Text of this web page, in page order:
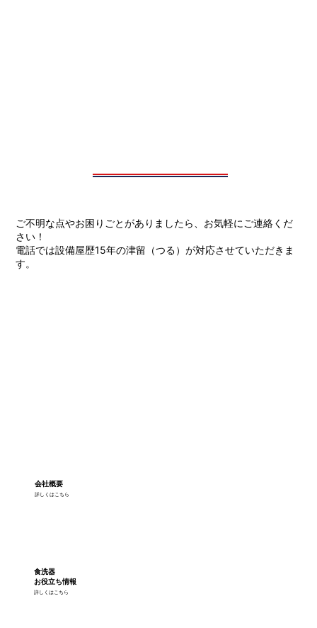
ご不明な点やお困りごとがありましたら、お気軽にご連絡くだ
さい！
電話では設備屋歴15年の津留（つる）が対応させていただきま
す。
詳しくはこちら
会社概要
詳しくはこちら
食洗器
お役立ち情報